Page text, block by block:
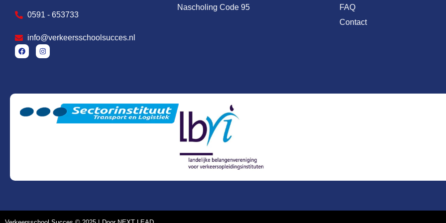
0591 - 653733
info@verkeersschoolsucces.nl
Nascholing Code 95
FAQ
Contact